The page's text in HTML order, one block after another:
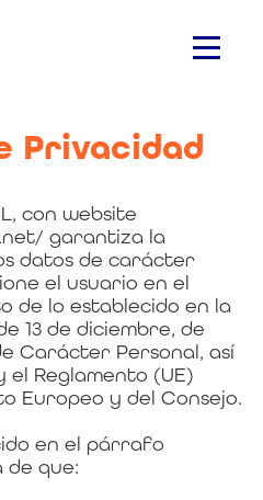
Privacidad
con website
garantiza la
datos de carácter
el usuario en el
de lo establecido en la
13 de diciembre, de
Carácter Personal, así
el Reglamento (UE)
Europeo y del Consejo.
en el párrafo
de que: